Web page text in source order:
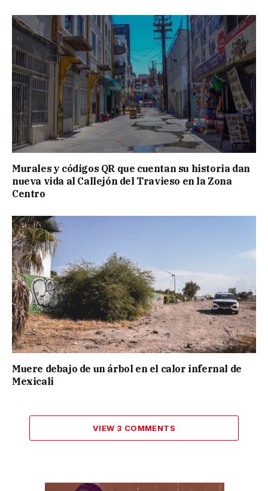
Murales y códigos QR que cuentan su historia dan
nueva vida al Callejón del Travieso en la Zona
Centro
Muere debajo de un árbol en el calor infernal de
Mexicali
VIEW 3 COMMENTS